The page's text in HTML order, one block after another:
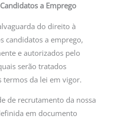
a Emprego
do direito à
candidatos a emprego,
e autorizados pelo
serão tratados
termos da lei em vigor.
de recrutamento da nossa
em documento